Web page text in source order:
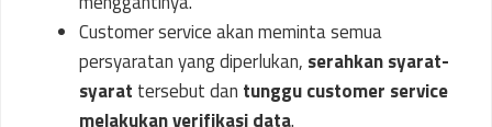
Customer service akan meminta semua
persyaratan yang diperlukan, serahkan syarat-
syarat tersebut dan tunggu customer service
melakukan verifikasi data.